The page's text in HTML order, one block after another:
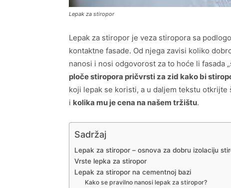
Lepak za stiropor
Lepak za stiropor je veza stiropora sa
kontaktne fasade. Od njega zavisi koliko
nanosi i nosi odgovorost za to hoće li fasada
ploče stiropora pričvrsti za zid kako bi
koji lepak se koristi, a u daljem tekstu
i kolika mu je cena na našem tržištu.
Sadržaj
Lepak za stiropor – osnova za dobru izolaciju
Vrste lepka za stiropor
Lepak za stiropor na cementnoj bazi
Kako se pravilno nanosi lepak za stiropor?